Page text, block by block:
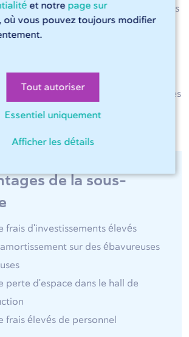
et notre page sur
, où vous pouvez toujours modifier
Tout autoriser
Essentiel uniquement
Afficher les détails
plieuses de 247TailorSteel, vous
, votre assistante personnelle en ligne.
artificielle, elle peut sans aucune
faire travailler les lasers à lit plat
sur 24 et 7 jours sur 7. Elle est
et donne un aperçu permanent sur les
plug and play idéale de votre
de la sous-
frais d'investissements élevés
sur des ébavureuses
perte d'espace dans le hall de
frais élevés de personnel